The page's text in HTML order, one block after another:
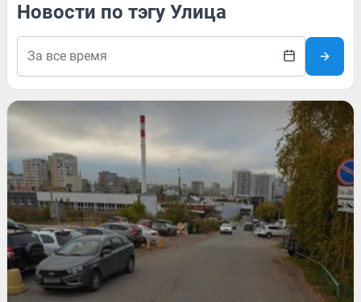
Новости по тэгу Улица